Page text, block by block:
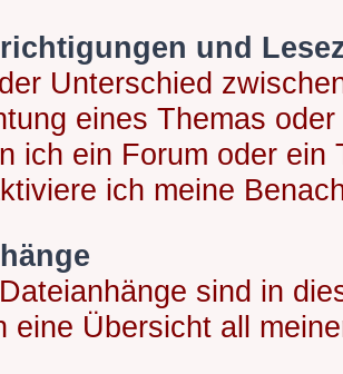
und
Unterschied
eines Themas
ich ein Forum oder ein
ich meine
sind in
eine Übersicht all